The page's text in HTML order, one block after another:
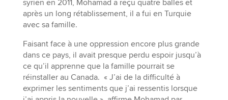
syrien en 2011, Mohamad a reçu quatre balles et
après un long rétablissement, il a fui en Turquie
avec sa famille.
Faisant face à une oppression encore plus grande
dans ce pays, il avait presque perdu espoir jusqu’à
ce qu’il apprenne que la famille pourrait se
réinstaller au Canada. « J’ai de la difficulté à
exprimer les sentiments que j’ai ressentis lorsque